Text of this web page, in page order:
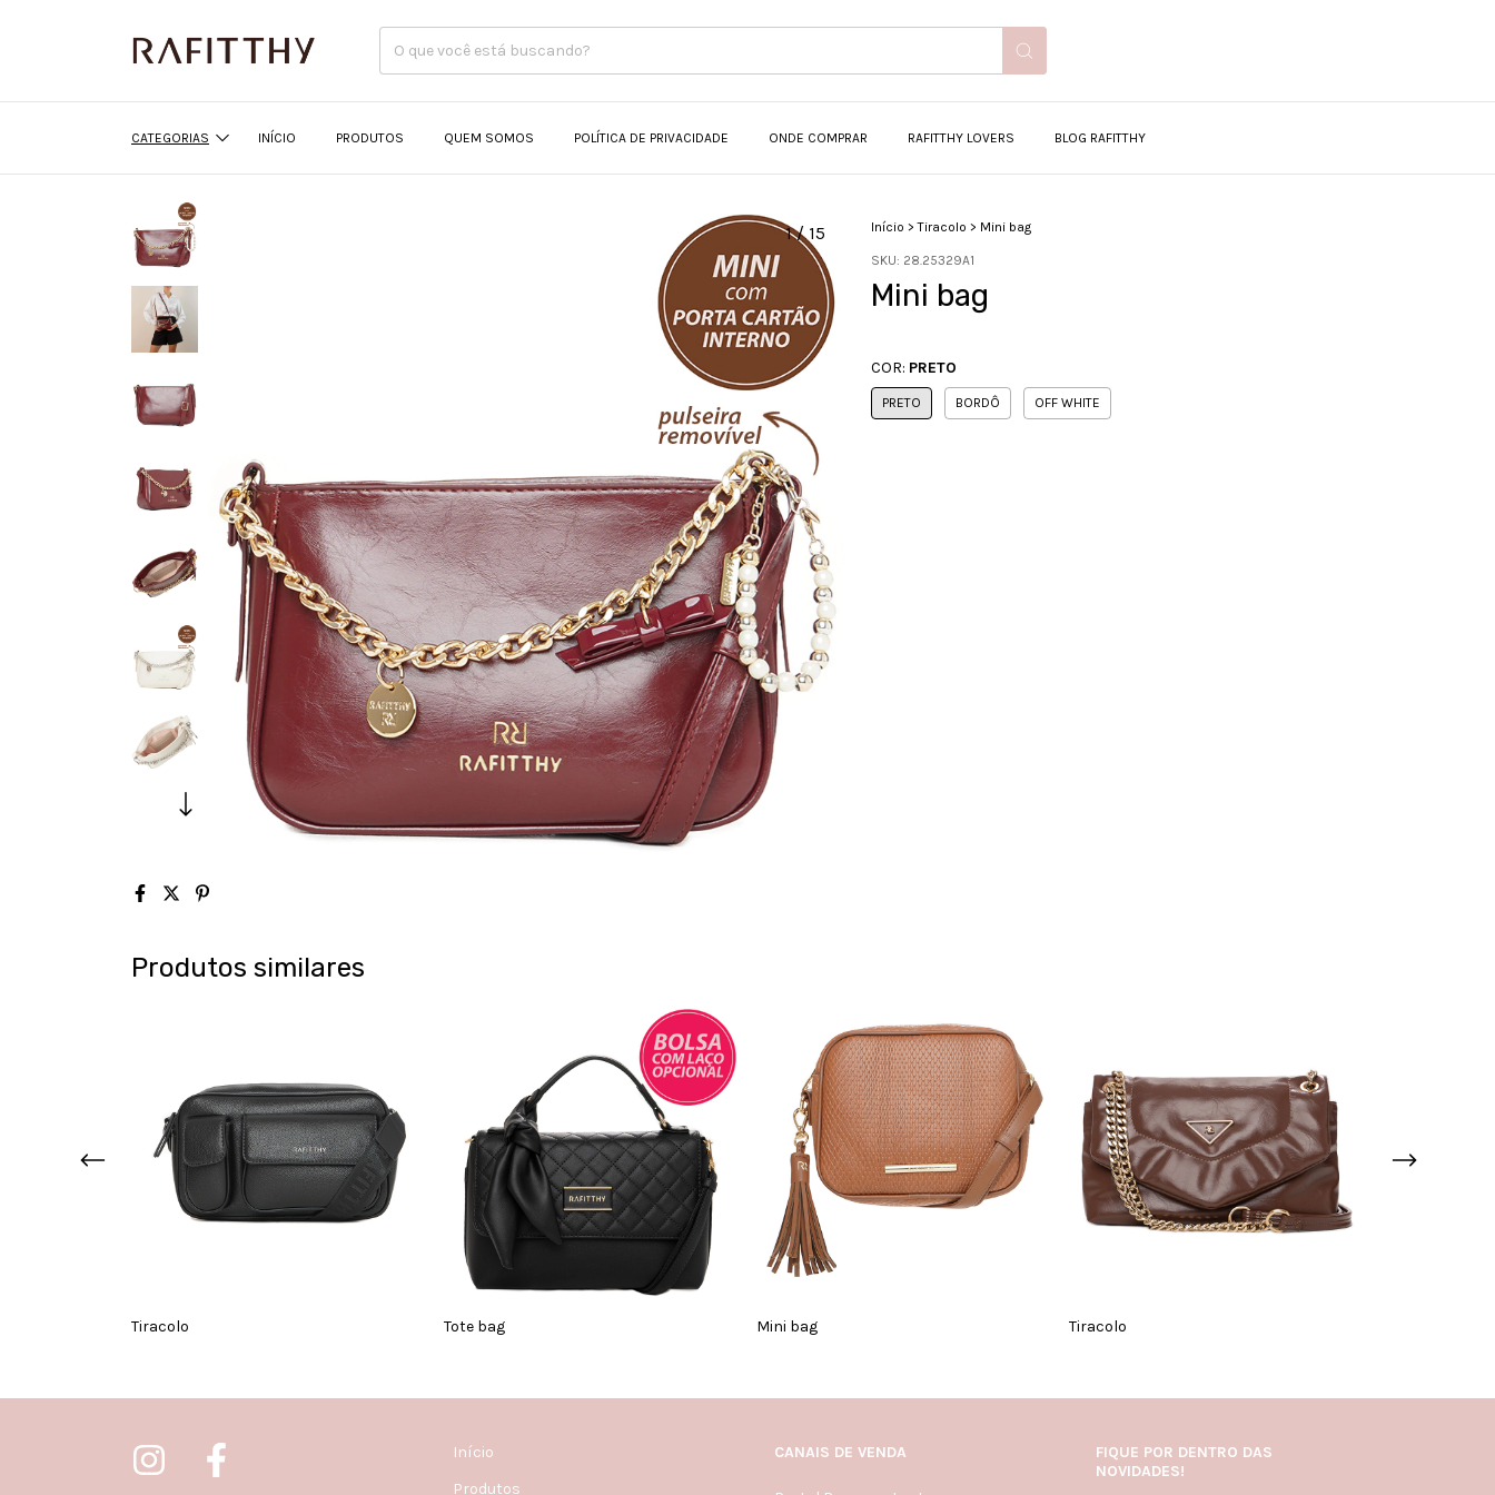
CATEGORIAS INÍCIO PRODUTOS QUEM SOMOS POLÍTICA DE PRIVACIDADE ONDE COMPRAR RAFITTHY LOVERS BLOG RAFITTHY
1/15 Início > Tiracolo > Mini bag
SKU: 28.25329A1
Mini bag
COR: PRETO
PRETO BORDÔ OFF WHITE
Produtos similares
Tiracolo Tote bag Mini bag Tiracolo
Início
Produtos
CANAIS DE VENDA
FIQUE POR DENTRO DAS
NOVIDADES!